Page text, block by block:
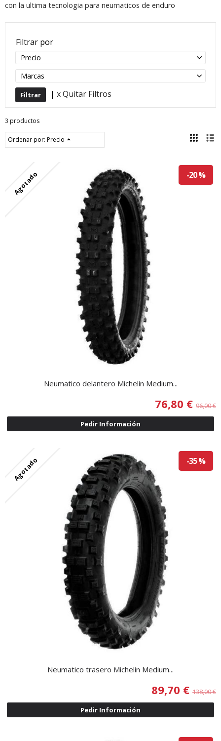
con la ultima tecnologia para neumaticos de enduro
Filtrar por
Precio
Marcas
| x Quitar Filtros
3 productos
Ordenar por: Precio
Agotado -20 %
Neumatico delantero Michelin Medium...
76,80 € 96,00 €
Pedir Información
Agotado -35 %
Neumatico trasero Michelin Medium...
89,70 € 138,00 €
Pedir Información